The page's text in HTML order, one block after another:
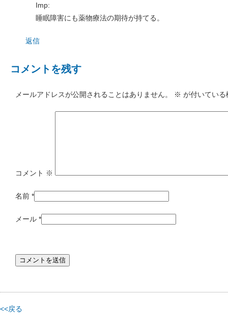
Imp:
睡眠障害にも薬物療法の期待が持てる。
返信
コメントを残す
メールアドレスが公開されることはありません。 ※ が付いてい
コメント ※
名前 *
メール *
<<戻る